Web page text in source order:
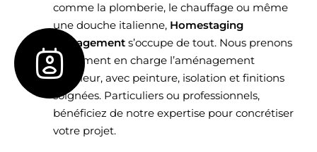
comme la plomberie, le chauffage ou même
une douche italienne, Homestaging
Managements’occupe de tout. Nous prenons
également en charge l’aménagement
extérieur, avec peinture, isolation et finitions
soignées. Particuliers ou professionnels,
bénéficiez de notre expertise pour concrétiser
votre projet.